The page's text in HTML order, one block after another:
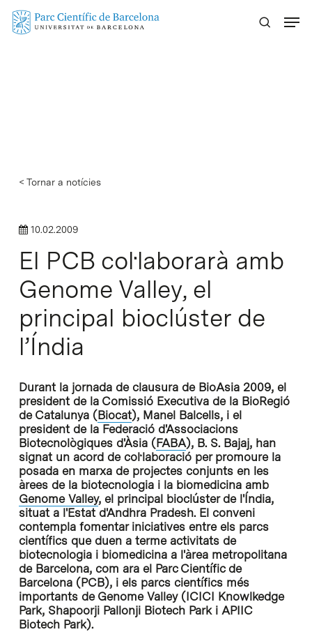
Skip
< Tornar a notícies
10.02.2009
El PCB col·laborarà amb
Genome Valley, el
principal bioclúster de
l’Índia
Durant la jornada de clausura de BioAsia 2009, el
president de la Comissió Executiva de la BioRegió
de Catalunya (Biocat), Manel Balcells, i el
president de la Federació d'Associacions
Biotecnològiques d'Àsia (FABA), B. S. Bajaj, han
signat un acord de col·laboració per promoure la
posada en marxa de projectes conjunts en les
àrees de la biotecnologia i la biomedicina amb
Genome Valley, el principal bioclúster de l'Índia,
situat a l'Estat d'Andhra Pradesh. El conveni
contempla fomentar iniciatives entre els parcs
científics que duen a terme activitats de
biotecnologia i biomedicina a l'àrea metropolitana
de Barcelona, com ara el Parc Científic de
Barcelona (PCB), i els parcs científics més
importants de Genome Valley (ICICI Knowlkedge
Park, Shapoorji Pallonji Biotech Park i APIIC
Biotech Park).